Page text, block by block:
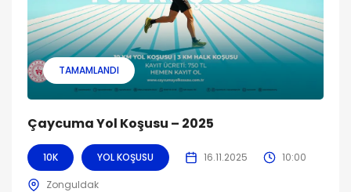
TAMAMLANDI
Çaycuma Yol Koşusu – 2025
10K YOL KOŞUSU 16.11.2025 10:00
Zonguldak